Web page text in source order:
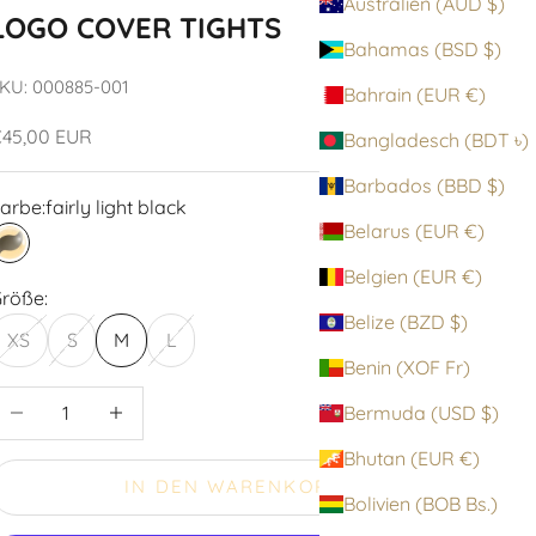
Bahamas (BSD $)
Bahrain (EUR €)
Bangladesch (BDT ৳)
Barbados (BBD $)
Belarus (EUR €)
Belgien (EUR €)
Belize (BZD $)
Benin (XOF Fr)
Bermuda (USD $)
Bhutan (EUR €)
Bolivien (BOB Bs.)
COVER TIGHTS
000885-001
EUR
fairly light black
fairly light black
XS
S M L
Anzahl verringernAnzahl erhöhen
IN DEN WARENKORB